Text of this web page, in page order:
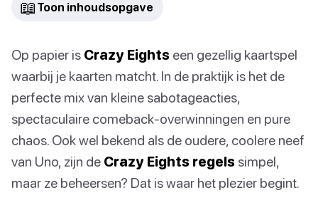
📖 Toon inhoudsopgave
Op papier is Crazy Eights een gezellig kaartspel
waarbij je kaarten matcht. In de praktijk is het de
perfecte mix van kleine sabotageacties,
spectaculaire comeback-overwinningen en pure
chaos. Ook wel bekend als de oudere, coolere neef
van Uno, zijn de Crazy Eights regels simpel,
maar ze beheersen? Dat is waar het plezier begint.